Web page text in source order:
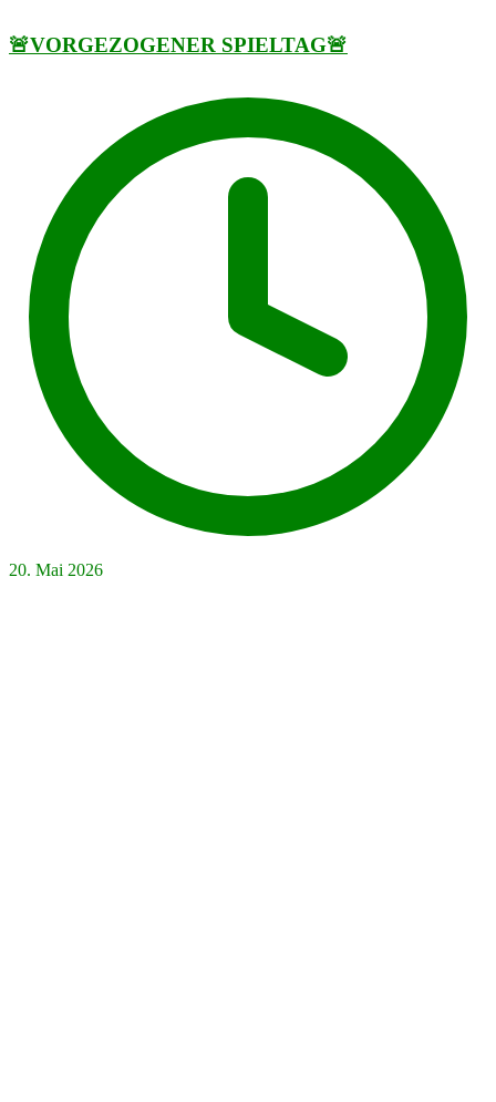
🚨VORGEZOGENER SPIELTAG🚨
20. Mai 2026